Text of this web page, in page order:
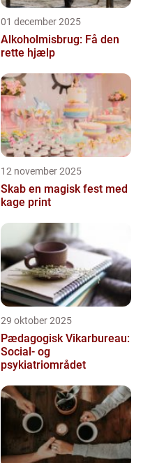
01 december 2025
Alkoholmisbrug: Få den
rette hjælp
12 november 2025
Skab en magisk fest med
kage print
29 oktober 2025
Pædagogisk Vikarbureau:
Social- og
psykiatriområdet